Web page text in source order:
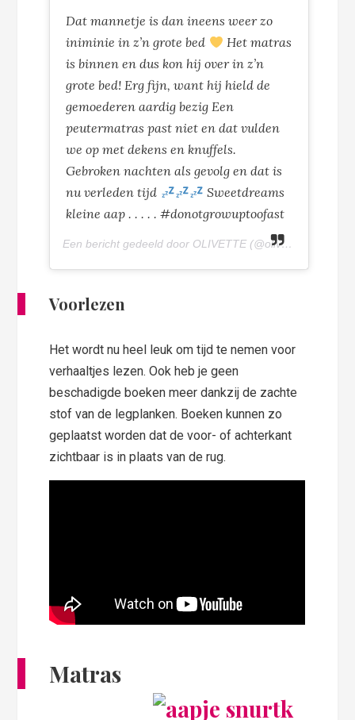
Dat mannetje is dan ineens weer zo
iniminie in z’n grote bed
Het matras
is binnen en dus kon hij over in z’n
grote bed! Erg fijn, want hij hield de
gemoederen aardig bezig Een
peutermatras past niet en dat vulden
we op met dekens en knuffels.
Gebroken nachten als gevolg en dat is
nu verleden tijd
Sweetdreams
kleine aap . . . . . #donotgrowuptoofast
Een bericht gedeeld door OLIVETTE (@olivettepuntnl) op
Voorlezen
Het wordt nu heel leuk om tijd te nemen voor
verhaaltjes lezen. Ook heb je geen
beschadigde boeken meer dankzij de zachte
stof van de legplanken. Boeken kunnen zo
geplaatst worden dat de voor- of achterkant
zichtbaar is in plaats van de rug.
Matras